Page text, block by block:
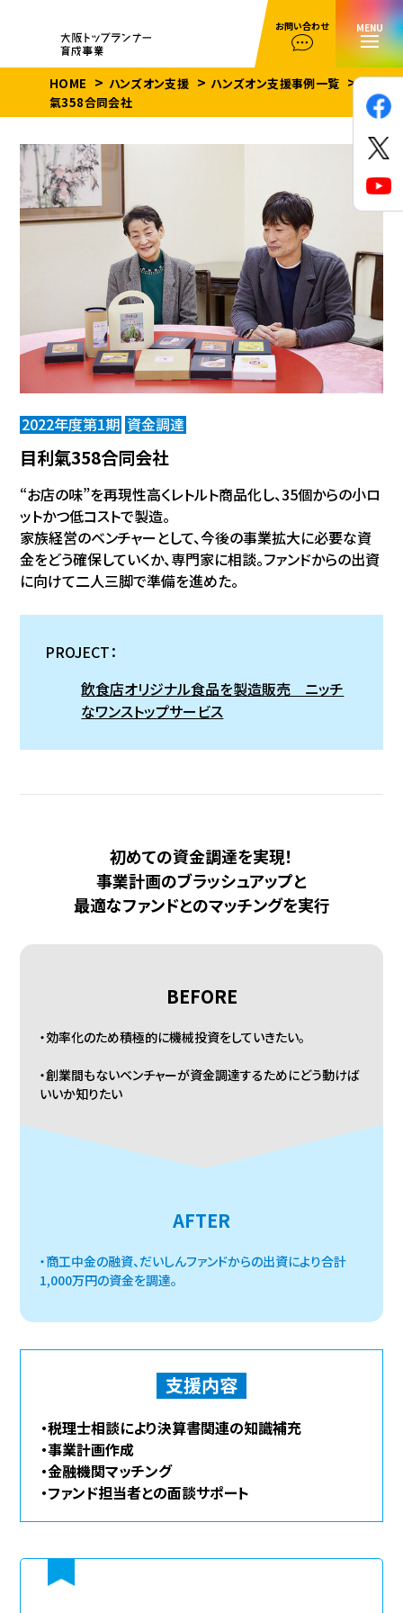
お問い合わせ MENU
HOME ハンズオン支援 ハンズオン支援事例一覧
目利
氣358合同会社
2022年度第1期 資金調達
目利氣358合同会社
“お店の味”を再現性高くレトルト商品化し、35個からの小ロ
ットかつ低コストで製造。
家族経営のベンチャーとして、今後の事業拡大に必要な資
金をどう確保していくか、専門家に相談。ファンドからの出資
に向けて二人三脚で準備を進めた。
PROJECT：
飲食店オリジナル食品を製造販売 ニッチ
なワンストップサービス
初めての資金調達を実現！
事業計画のブラッシュアップと
最適なファンドとのマッチングを実行
BEFORE
・効率化のため積極的に機械投資をしていきたい。
・創業間もないベンチャーが資金調達するためにどう動けば
いいか知りたい
AFTER
・商工中金の融資、だいしんファンドからの出資により合計
1,000万円の資金を調達。
支援内容
・税理士相談により決算書関連の知識補充
・事業計画作成
・金融機関マッチング
・ファンド担当者との面談サポート